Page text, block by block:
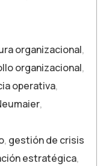
organizacional,
organizacional,
operativa,
,
, gestión de crisis
estratégica,